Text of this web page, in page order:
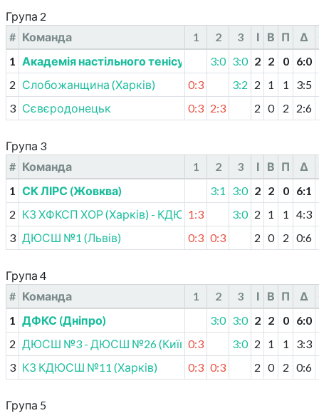
Група 2
# Команда 1 2 3 І В П Δ
1 Академія настільного тенісу (Андріївка)
3:0 3:0 2 2 0 6:0
2 Слобожанщина (Харків) 0:3 3:2 2 1 1 3:5
3 Сєвєродонецьк 0:3 2:3 2 0 2 2:6
Група 3
# Команда 1 2 3 І В П Δ
1 СК ЛІРС (Жовква) 3:1 3:0 2 2 0 6:1
2 КЗ ХФКСП ХОР (Харків) - КДЮСШ (Вовчанськ)
1:3 3:0 2 1 1 4:3
3 ДЮСШ №1 (Львів) 0:3 0:3 2 0 2 0:6
Група 4
# Команда 1 2 3 І В П Δ
1 ДФКС (Дніпро) 3:0 3:0 2 2 0 6:0
2 ДЮСШ №3 - ДЮСШ №26 (Київ)0:3 3:0 2 1 1 3:3
3 КЗ КДЮСШ №11 (Харків) 0:3 0:3 2 0 2 0:6
Група 5